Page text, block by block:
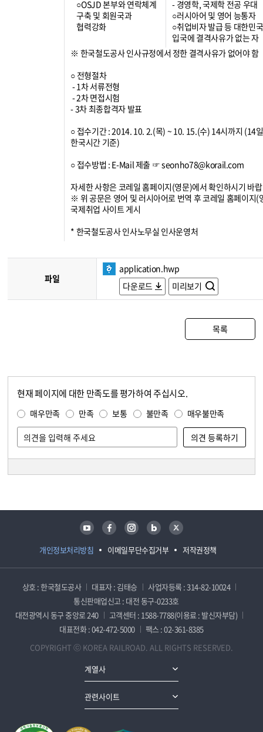
○OSJD 본부와 연락체계
구축 및 회원국과
협력강화
- 경영학, 국제학 전공 우대
○러시아어 및 영어 능통자
○취업비자 발급 등 대한민국
입국에 결격사유가 없는 자
※ 한국철도공사 인사규정에서 정한 결격사유가 없어야 함
○ 전형절차
- 1차 서류전형
- 2차 면접시험
- 3차 최종합격자 발표
○ 접수기간 : 2014. 10. 2.(목) ~ 10. 15.(수) 14시까지 (14
한국시간 기준)
○ 접수방법 : E-Mail 제출 ☞ seonho78@korail.com
자세한 사항은 코레일 홈페이지(영문)에서 확인하시기 바
※ 위 공문은 영어 및 러시아어로 번역 후 코레일 홈페이지(
국제취업 사이트 게시
* 한국철도공사 인사노무실 인사운영처
파일
application.hwp
다운로드
미리보기
목록
현재 페이지에 대한 만족도를 평가하여 주십시오.
매우만족 만족 보통 불만족 매우불만족
개인정보처리방침 이메일무단수집거부 저작권정책
유튜브 페이스북 인스타그램 블로그 트위터
상호 : 한국철도공사 대표자 : 김태승
사업자등록 : 314-82-10024
통신판매업신고 : 대전 동구-0233호
대전광역시 동구 중앙로 240
고객센터 : 1588-7788(이용료 : 발신자부담)
대표전화 : 042-472-5000
팩스 : 02-361-8385
COPYRIGHT ⓒ KOREA RAILROAD. ALL RIGHTS RESERVED.
계열사
관련사이트